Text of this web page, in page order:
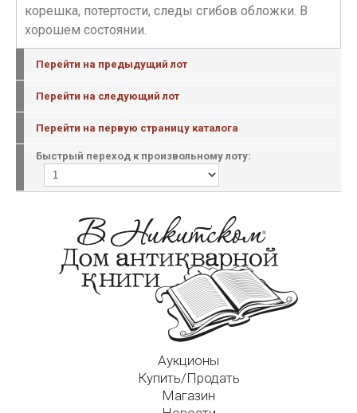
корешка, потертости, следы сгибов обложки. В
хорошем состоянии.
Перейти на предыдущий лот
Перейти на следующий лот
Перейти на первую страницу каталога
Быстрый переход к произвольному лоту:
Аукционы
Купить/Продать
Магазин